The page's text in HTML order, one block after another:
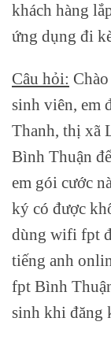
khách hàng
ứng dụng đi
Câu hỏi:
sinh viên, em
Thanh, thị xã
Bình Thuận
em gói cước
ký có được
dùng wifi fpt
tiếng anh
fpt Bình
sinh khi đăng